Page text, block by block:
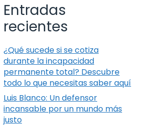
Entradas
recientes
¿Qué sucede si se cotiza
durante la incapacidad
permanente total? Descubre
todo lo que necesitas saber aquí
Luis Blanco: Un defensor
incansable por un mundo más
justo